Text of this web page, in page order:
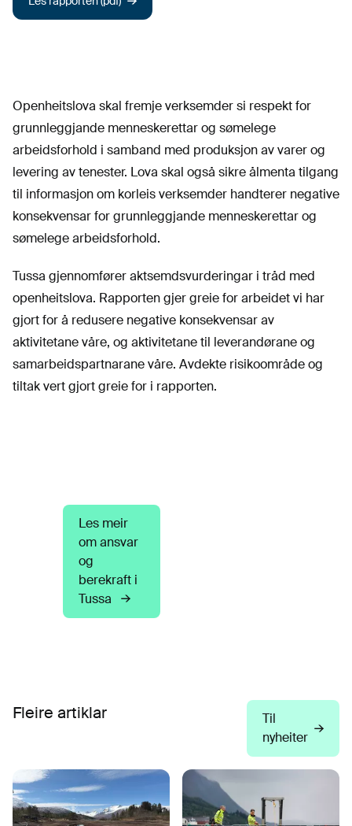
Openheitslova skal fremje verksemder si respekt for
grunnleggjande menneskerettar og sømelege
arbeidsforhold i samband med produksjon av varer og
levering av tenester. Lova skal også sikre ålmenta tilgang
til informasjon om korleis verksemder handterer negative
konsekvensar for grunnleggjande menneskerettar og
sømelege arbeidsforhold.
Tussa gjennomfører aktsemdsvurderingar i tråd med
openheitslova. Rapporten gjer greie for arbeidet vi har
gjort for å redusere negative konsekvensar av
aktivitetane våre, og aktivitetane til leverandørane og
samarbeidspartnarane våre. Avdekte risikoområde og
tiltak vert gjort greie for i rapporten.
Les meir
om ansvar
og
berekraft i
Tussa
Fleire artiklar
Til
nyheiter